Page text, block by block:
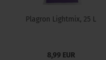
Plagron Lightmix, 25 L
8,99 EUR